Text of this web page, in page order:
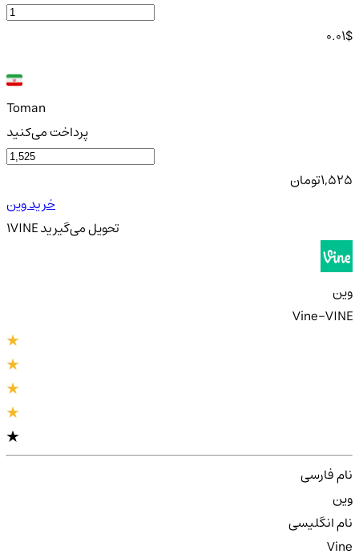
0.01$
Toman
پرداخت می‌کنید
1,525تومان
خرید وین
1VINE تحویلمی‌گیرید
وین
Vine-VINE
نام فارسی
وین
نام انگلیسی
Vine